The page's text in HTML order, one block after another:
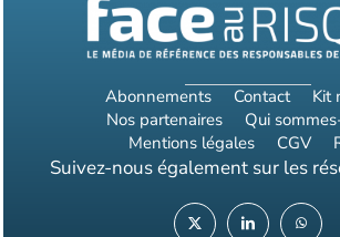
Abonnements Contact
Kit
Nos partenaires
Qui
Mentions légales
CGV
Suivez-nous également sur les